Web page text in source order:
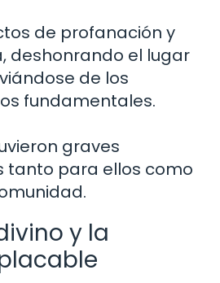
de profanación y
deshonrando el lugar
de los
fundamentales.
graves
tanto para ellos como
y la